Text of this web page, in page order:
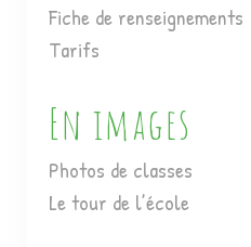
Fiche de renseignements
Tarifs
En images
Photos de classes
Le tour de l’école